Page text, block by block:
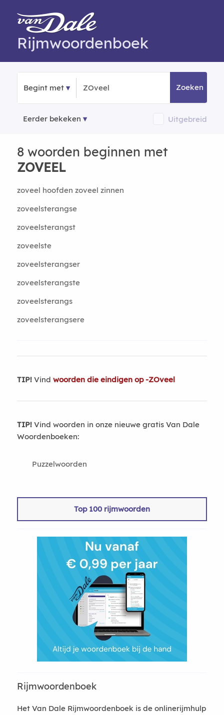
Rijmwoordenboek
Begint met Zoeken
Eerder bekeken Uitgebreid
8 woorden beginnen met
ZOVEEL
zoveel hoofden zoveel zinnen
zoveelsterangse
zoveelsterangst
zoveelste
zoveelsterangser
zoveelsterangste
zoveelsterangs
zoveelsterangsere
TIP!Vind woorden die eindigen op -ZOveel
TIP!Vind woorden in onze nieuwe gratis Van Dale
Woordenboeken:
Puzzelwoorden
Top 100 rijmwoorden
Rijmwoordenboek
Het Van Dale Rijmwoordenboek is de onlinerijmhulp